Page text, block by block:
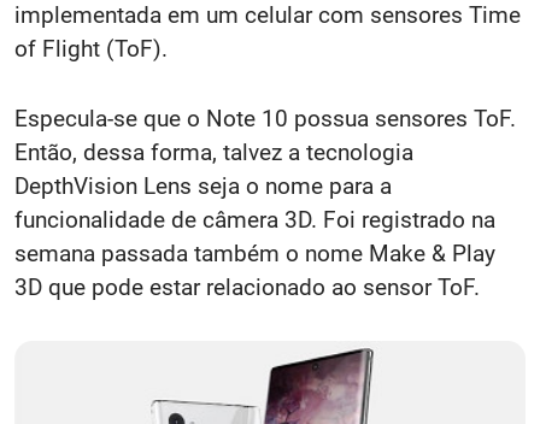
implementada em um celular com sensores Time
of Flight (ToF).
Especula-se que o Note 10 possua sensores ToF.
Então, dessa forma, talvez a tecnologia
DepthVision Lens seja o nome para a
funcionalidade de câmera 3D. Foi registrado na
semana passada também o nome Make & Play
3D que pode estar relacionado ao sensor ToF.